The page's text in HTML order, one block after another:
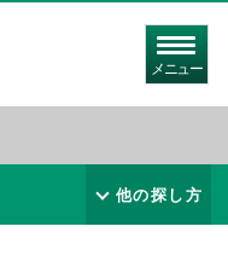
メニュー
他の探し方